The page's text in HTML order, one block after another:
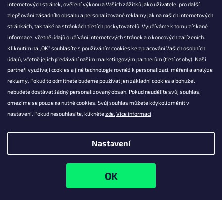
internetových stránek, ověření výkonu a Vašich zážitků jako uživatele, pro další
zlepšování zásadního obsahu a personalizované reklamy jak na našich internetových
stránkách, tak také na stránkách třetích poskytovatelů. Využíváme k tomu získané
informace, včetně údajů o užívání internetových stránek a o koncových zařízeních.
Kliknutím na „OK“ souhlasíte s používáním cookies ke zpracování Vašich osobních
údajů, včetně jejich předávání našim marketingovým partnerům (třetí osoby). Naši
partneři využívají cookies a jiné technologie rovněž k personalizaci, měření a analýze
reklamy. Pokud to odmítnete budeme používat jen základní cookies a bohužel
nebudete dostávat žádný personalizovaný obsah. Pokud neudělíte svůj souhlas,
omezíme se pouze na nutné cookies. Svůj souhlas můžete kdykoli změnit v
nastavení. Pokud nesouhlasíte, kliknětezde. Více informací
Nastavení
KONTAKT
info@falanzo.cz
Falanzo.cz
FalanzoCZ
Falanzo.cz. Všechna práva vyhrazena.